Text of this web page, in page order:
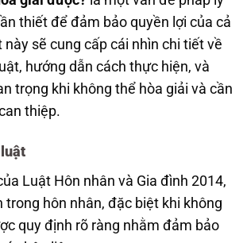
thiết để đảm bảo quyền lợi của cả
này sẽ cung cấp cái nhìn chi tiết về
hướng dẫn cách thực hiện, và
trọng khi không thể hòa giải và cần
thiệp.
Luật Hôn nhân và Gia đình 2014,
trong hôn nhân, đặc biệt khi không
quy định rõ ràng nhằm đảm bảo